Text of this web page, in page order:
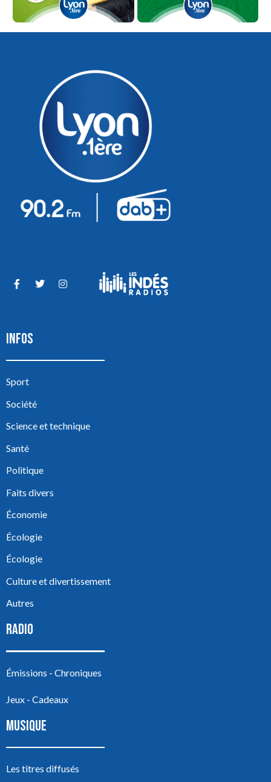
INFOS
Sport
Société
Science et technique
Santé
Politique
Faits divers
Économie
Écologie
Écologie
Culture et divertissement
Autres
RADIO
Émissions - Chroniques
Jeux - Cadeaux
MUSIQUE
Les titres diffusés